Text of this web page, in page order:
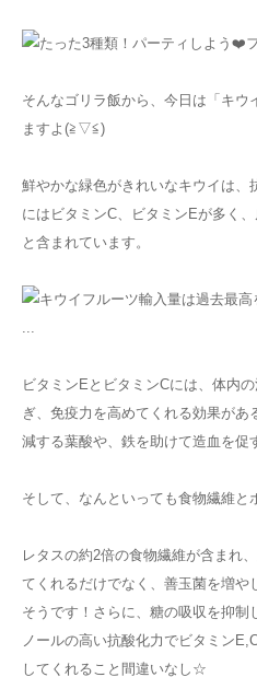
そんなゴリラ飯から、今日は「キウ
ますよ(≧▽≦)
鮮やかな緑色がきれいなキウイは、
にはビタミンC、ビタミンEが多く
と含まれています。
ビタミンEとビタミンCには、体内
ぎ、免疫力を高めてくれる効果が
減する葉酸や、鉄を助けて造血を促
そして、なんといっても食物繊維と
レタスの約2倍の食物繊維が含まれ
てくれるだけでなく、善玉菌を増や
そうです！さらに、糖の吸収を抑制
ノールの高い抗酸化力でビタミン
してくれること間違いなし☆